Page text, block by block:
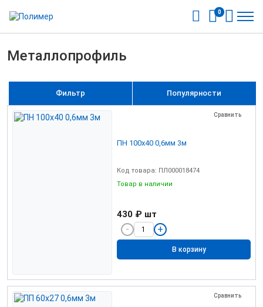
0
Металлопрофиль
Популярности
Фильтр
Сравнить
ПН 100х40 0,6мм 3м
Код товара: ПЛ000018474
Товар в наличии
430 ₽ шт
В корзину
Сравнить